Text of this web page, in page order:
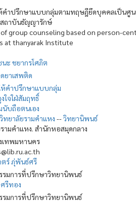
คำปรึกษาแบบกลุ่มตามทฤษฎียึดบุคคลเป็นศูน
ถาบันธัญญารักษ์
group counseling based on person-
at thanyarak Institute
ะ ชยากรโศภิต
ยาเสพติด
ห้คำปรึกษาแบบกลุ่ม
งใจใฝ่สัมฤทธิ์
นับถือตนเอง
ทยาลัยรามคำแหง --วิทยานิพนธ์
ามคำแหง. สำนักหอสมุดกลาง
เทพมหานคร
ตร์ ภุ่พันธ์ศรี
รมการที่ปรึกษาวิทยานิพนธ์
ศรีทอง
รมการที่ปรึกษาวิทยานิพนธ์